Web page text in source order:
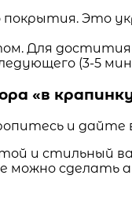
покрытия. Это
Для достития
(3-5
«в
и дайте
и стильный
можно